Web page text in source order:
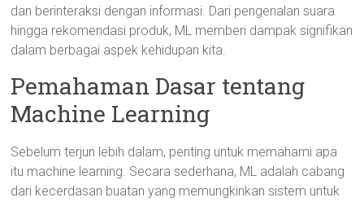
dan berinteraksi dengan informasi. Dari pengenalan suara
hingga rekomendasi produk, ML memberi dampak signifikan
dalam berbagai aspek kehidupan kita.
Pemahaman Dasar tentang
Machine Learning
Sebelum terjun lebih dalam, penting untuk memahami apa
itu machine learning. Secara sederhana, ML adalah cabang
dari kecerdasan buatan yang memungkinkan sistem untuk